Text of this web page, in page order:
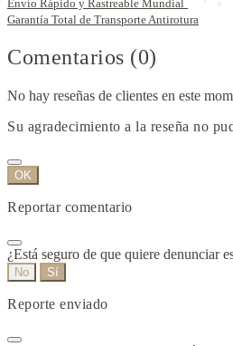
Envío Rápido y Rastreable Mundial
Garantía Total de Transporte Antirotura
Comentarios (0)
No hay reseñas de clientes en este
Su agradecimiento a la reseña no
OK
Reportar comentario
¿Está seguro de que quiere denunciar
No Sí
Reporte enviado